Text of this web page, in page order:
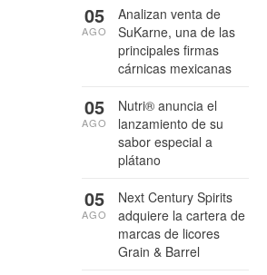
Analizan venta de
SuKarne, una de las
principales firmas
cárnicas mexicanas
05
AGO
Nutri® anuncia el
lanzamiento de su
sabor especial a
plátano
05
AGO
Next Century Spirits
adquiere la cartera de
marcas de licores
Grain & Barrel
05
AGO